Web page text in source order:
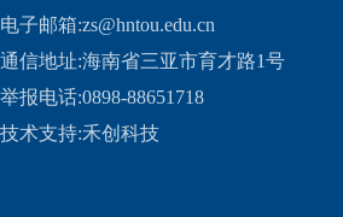
电子邮箱:zs@hntou.edu.cn
通信地址:海南省三亚市育才路1号
举报电话:0898-88651718
技术支持:禾创科技